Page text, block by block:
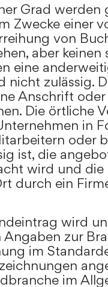
Grad werden
Zwecke einer
von
aber keinen
eine
nicht zulässig.
Anschrift
Die örtliche
in
oder
ist, die
wird und die
durch ein
wird
zur
im
im